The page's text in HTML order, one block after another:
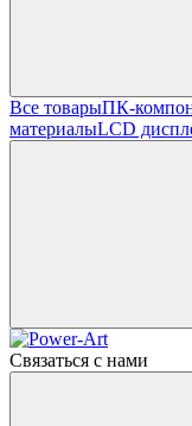
Все товарыПК-
материалыLCD
Связаться с нами